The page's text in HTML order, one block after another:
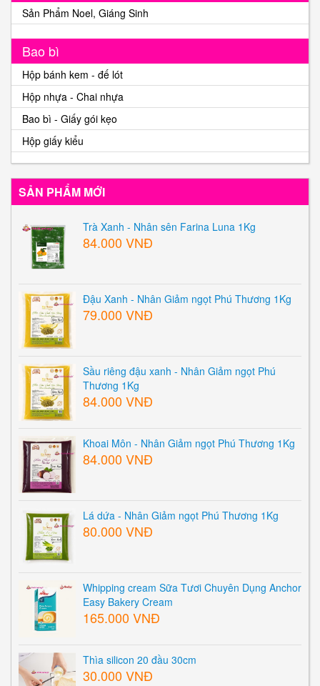
Sản Phẩm Noel, Giáng Sinh
Bao bì
Hộp bánh kem - đế lót
Hộp nhựa - Chai nhựa
Bao bì - Giấy gói kẹo
Hộp giấy kiểu
SẢN PHẨM MỚI
Trà Xanh - Nhân sên Farina Luna 1Kg
84.000 VNĐ
Đậu Xanh - Nhân Giảm ngọt Phú Thương 1Kg
79.000 VNĐ
Sầu riêng đậu xanh - Nhân Giảm ngọt Phú
Thương 1Kg
84.000 VNĐ
Khoai Môn - Nhân Giảm ngọt Phú Thương 1Kg
84.000 VNĐ
Lá dứa - Nhân Giảm ngọt Phú Thương 1Kg
80.000 VNĐ
Whipping cream Sữa Tươi Chuyên Dụng Anchor
Easy Bakery Cream
165.000 VNĐ
Thìa silicon 20 đầu 30cm
30.000 VNĐ